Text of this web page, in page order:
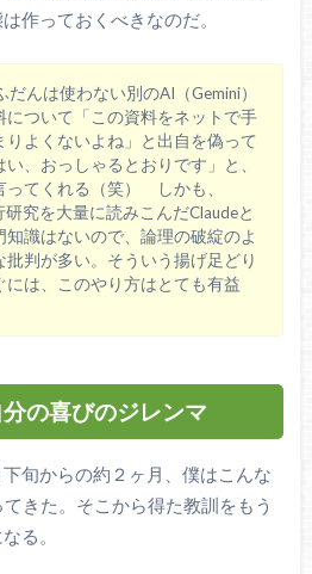
作っておくべきなのだ。
んは使わない別のAI（Gemini）
について「この資料をネットで手
よくないよね」と出自を偽って
、おっしゃるとおりです」と、
ってくれる（笑） しかも、
研究を大量に読みこんだClaudeと
識はないので、論理の破綻のよ
判が多い。そういう揚げ足どり
は、このやり方はとても有益
の喜びのジレンマ
旬からの約２ヶ月、僕はこんな
きた。そこから得た教訓をもう
る。